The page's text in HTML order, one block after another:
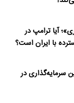
آیا ترامپ در
با ایران است؟
سرمایه‌گذاری در